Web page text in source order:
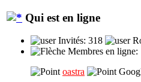
Qui est en ligne
Invités: 318
Membres en ligne:
oastra